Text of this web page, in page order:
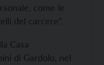
come le
del carcere”.
Casa
di Gardolo, nel